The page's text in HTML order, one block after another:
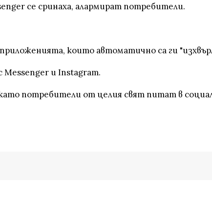
се сринаха, алармират потребители.
които автоматично са ги
и Instagram.
потребители от целия свят питат в